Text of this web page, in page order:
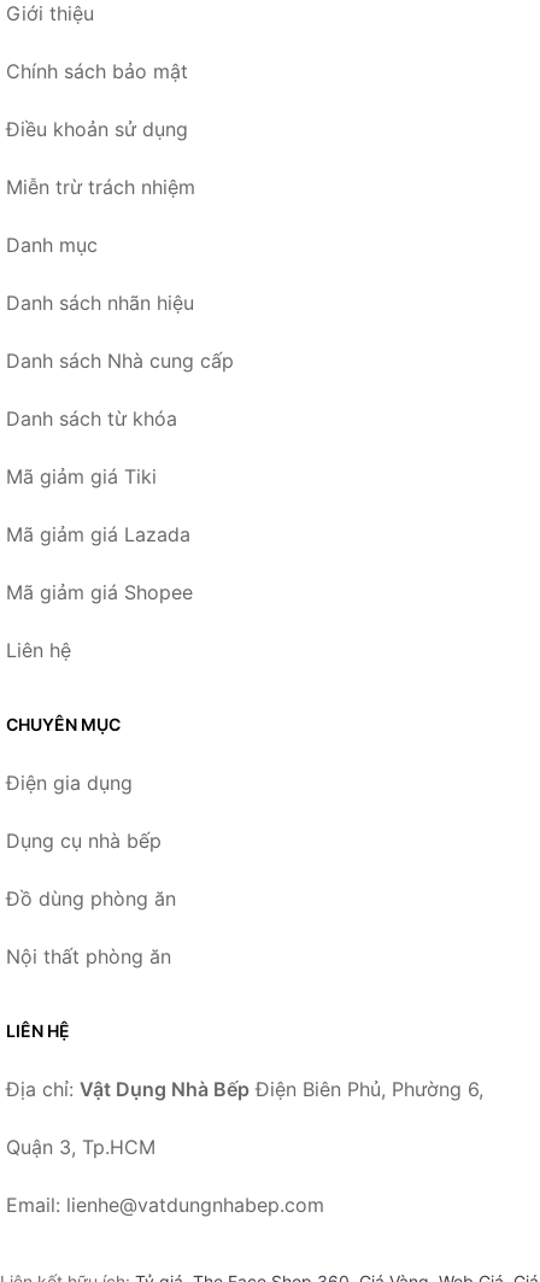
Giới thiệu
Chính sách bảo mật
Điều khoản sử dụng
Miễn trừ trách nhiệm
Danh mục
Danh sách nhãn hiệu
Danh sách Nhà cung cấp
Danh sách từ khóa
Mã giảm giá Tiki
Mã giảm giá Lazada
Mã giảm giá Shopee
Liên hệ
CHUYÊN MỤC
Điện gia dụng
Dụng cụ nhà bếp
Đồ dùng phòng ăn
Nội thất phòng ăn
LIÊN HỆ
Địa chỉ: Vật Dụng Nhà Bếp Điện Biên Phủ, Phường 6,
Quận 3, Tp.HCM
Email: lienhe@vatdungnhabep.com